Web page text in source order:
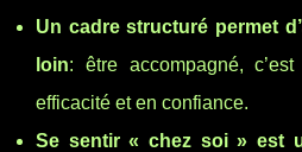
Un cadre structuré permet
loin: être accompagné,
efficacité et en confiance.
Se sentir « chez soi » est